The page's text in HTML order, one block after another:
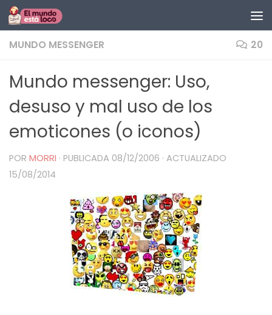
Saltar al contenido
MUNDO MESSENGER 20
Mundo messenger: Uso,
desuso y mal uso de los
emoticones (o iconos)
POR MORRI · PUBLICADA 08/12/2006 · ACTUALIZADO
15/08/2014